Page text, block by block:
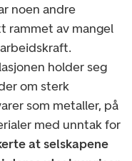
noen andre
rammet av mangel
holder seg
om sterk
som metaller, på
med unntak for
at selskapene